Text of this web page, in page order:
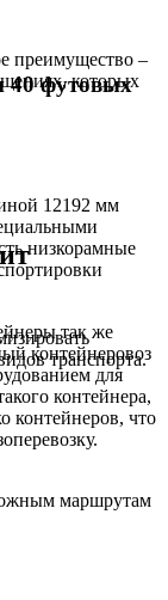
преимущество –
которых
40 футовых
12192 мм
низкорамные
так же
контейнеровоз
для
контейнера,
контейнеров, что
транспорта.
маршрутам